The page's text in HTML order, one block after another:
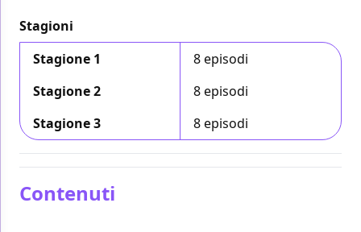
Stagioni
Stagione 1
8 episodi
Stagione 2
8 episodi
Stagione 3
8 episodi
Contenuti